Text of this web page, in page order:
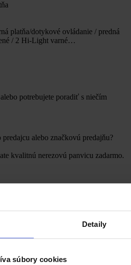
Detaily
súbory cookies
platňa/dotykové ovládanie / predná
/ 2 Hi-Light varné…
potrebujete poradiť s niečím
alebo značkovú predajňu?
kvalitnú nerezovú panvicu zadarmo.